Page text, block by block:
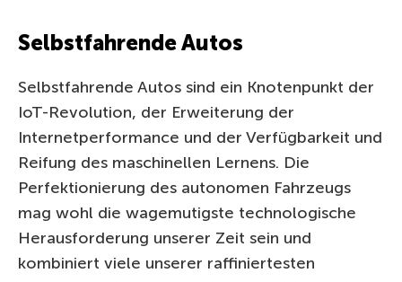
Selbstfahrende Autos
Selbstfahrende Autos sind ein Knotenpunkt der
IoT-Revolution, der Erweiterung der
Internetperformance und der Verfügbarkeit und
Reifung des maschinellen Lernens. Die
Perfektionierung des autonomen Fahrzeugs
mag wohl die wagemutigste technologische
Herausforderung unserer Zeit sein und
kombiniert viele unserer raffiniertesten